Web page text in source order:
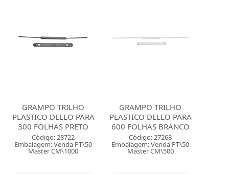
GRAMPO TRILHO
PLASTICO DELLO PARA
300 FOLHAS PRETO
Código: 28722
Embalagem: Venda PT\50
Master CM\1000
GRAMPO TRILHO
PLASTICO DELLO PARA
600 FOLHAS BRANCO
Código: 27268
Embalagem: Venda PT\50
Master CM\500